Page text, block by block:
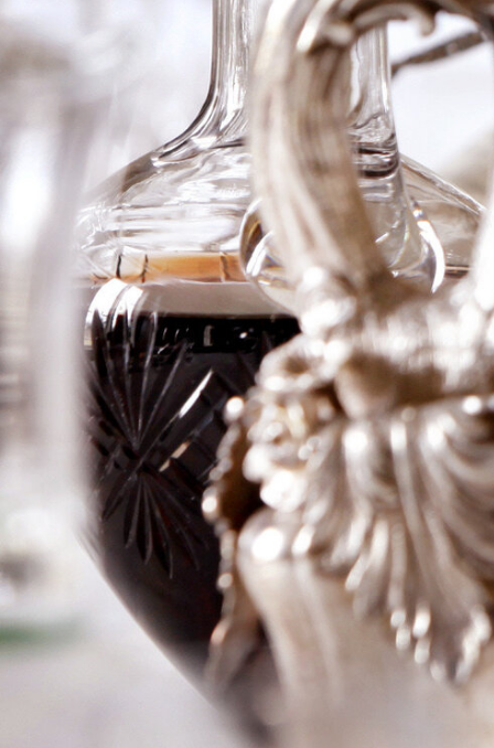
2015 Ch
Labegorce
Logga in för att se priset
Art.nr: 12105-01
Information
Producent Ch Labegorce
Årgång 2015
Land Frankrike
Område Margaux
Färg Rött
75cl
–